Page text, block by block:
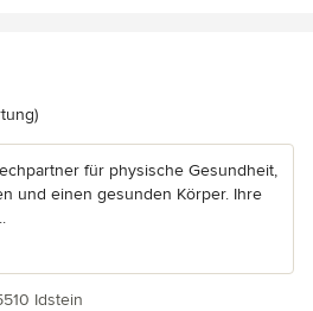
5 von 5 Sternen
für physische Gesundheit,
und einen gesunden Körper. Ihre
Idstein